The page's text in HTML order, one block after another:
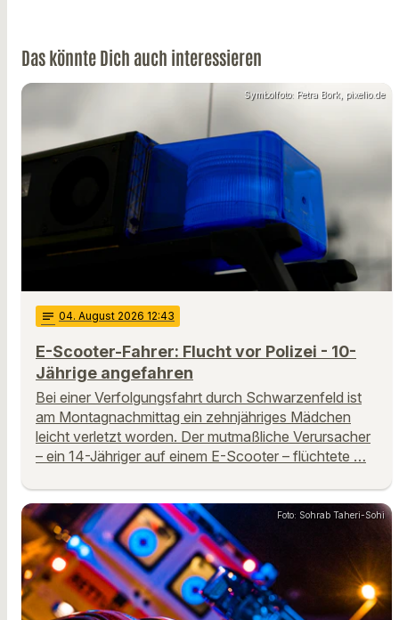
Das könnte Dich auch interessieren
Symbolfoto: Petra Bork, pixelio.de
notes 04. August 2026 12:43
E-Scooter-Fahrer: Flucht vor Polizei - 10-
Jährige angefahren
Bei einer Verfolgungsfahrt durch Schwarzenfeld ist
am Montagnachmittag ein zehnjähriges Mädchen
leicht verletzt worden. Der mutmaßliche Verursacher
– ein 14-Jähriger auf einem E-Scooter – flüchtete …
Foto: Sohrab Taheri-Sohi